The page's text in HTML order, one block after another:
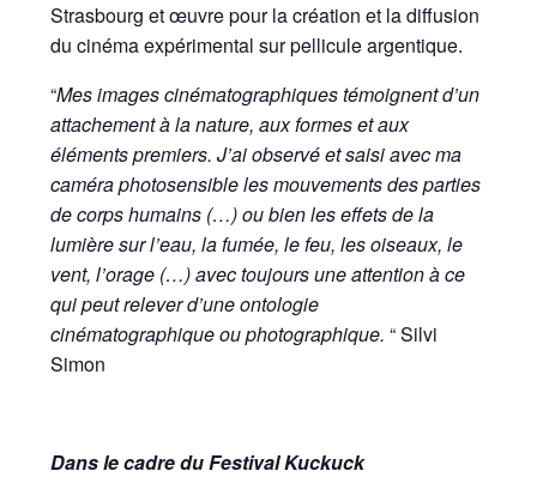
Strasbourg et œuvre pour la création et la diffusion
du cinéma expérimental sur pellicule argentique.
“Mes images cinématographiques témoignent d’un
attachement à la nature, aux formes et aux
éléments premiers. J’ai observé et saisi avec ma
caméra photosensible les mouvements des parties
de corps humains (…) ou bien les effets de la
lumière sur l’eau, la fumée, le feu, les oiseaux, le
vent, l’orage (…) avec toujours une attention à ce
qui peut relever d’une ontologie
cinématographique ou photographique. “ Silvi
Simon
Dans le cadre du Festival Kuckuck